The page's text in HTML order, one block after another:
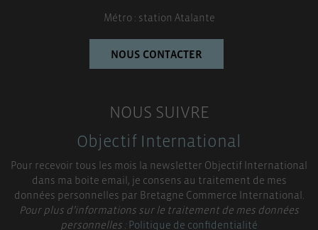
Métro : station Atalante
NOUS CONTACTER
NOUS SUIVRE
Objectif International
Pour recevoir tous les mois la newsletter Objectif International
dans ma boite email, je consens au traitement de mes
données personnelles par Bretagne Commerce International.
Pour plus d’informations sur le traitement de mes données
personnelles :Politique de confidentialité